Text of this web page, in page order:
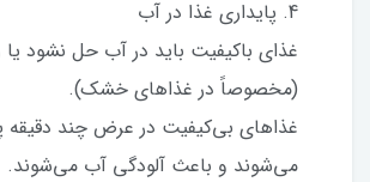
4. پایداری غذا در آب
غذای باکیفیت باید در آب حل نشود یا
(مخصوصاً در غذاهای خشک).
غذاهای بی‌کیفیت در عرض چند
می‌شوند و باعث آلودگی آب می‌شوند.